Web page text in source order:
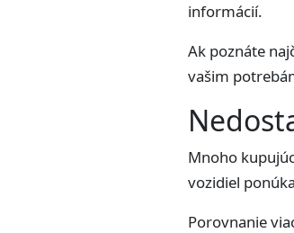
informácií.
Ak poznáte
vašim
Mnoho
vozidiel
Porovnanie